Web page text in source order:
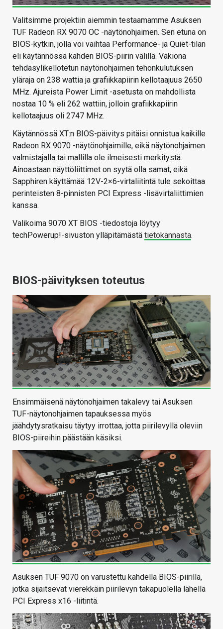
Valitsimme projektiin aiemmin testaamamme Asuksen
TUF Radeon RX 9070 OC -näytönohjaimen. Sen etuna on
BIOS-kytkin, jolla voi vaihtaa Performance- ja Quiet-tilan
eli käytännössä kahden BIOS-piirin välillä. Vakiona
tehdasylikellotetun näytönohjaimen tehonkulutuksen
yläraja on 238 wattia ja grafiikkapiirin kellotaajuus 2650
MHz. Ajureista Power Limit -asetusta on mahdollista
nostaa 10 % eli 262 wattiin, jolloin grafiikkapiirin
kellotaajuus oli 2747 MHz.
Käytännössä XT:n BIOS-päivitys pitäisi onnistua kaikille
Radeon RX 9070 -näytönohjaimille, eikä näytönohjaimen
valmistajalla tai mallilla ole ilmeisesti merkitystä.
Ainoastaan näyttöliittimet on syytä olla samat, eikä
Sapphiren käyttämää 12V-2×6-virtaliitintä tule sekoittaa
perinteisten 8-pinnisten PCI Express -lisävirtaliittimien
kanssa.
Valikoima 9070 XT BIOS -tiedostoja löytyy
techPowerup!-sivuston ylläpitämästä tietokannasta.
BIOS-päivityksen toteutus
Ensimmäisenä näytönohjaimen takalevy tai Asuksen
TUF-näytönohjaimen tapauksessa myös
jäähdytysratkaisu täytyy irrottaa, jotta piirilevyllä oleviin
BIOS-piireihin päästään käsiksi.
Asuksen TUF 9070 on varustettu kahdella BIOS-piirillä,
jotka sijaitsevat vierekkäin piirilevyn takapuolella lähellä
PCI Express x16 -liitintä.